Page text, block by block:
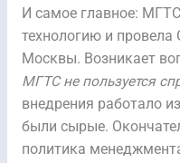
И самое главное:
технологию и
Москвы. Возникает
МГТС не пользуется
внедрения работало
были сырые.
политика